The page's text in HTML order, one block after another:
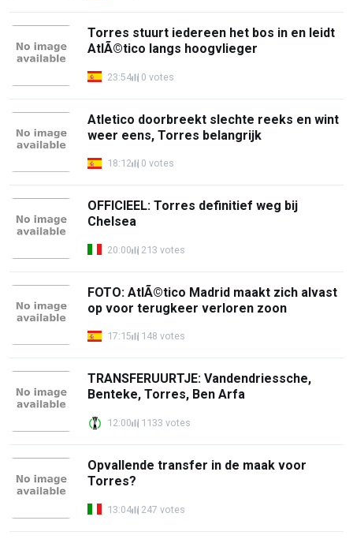
Torres stuurt iedereen het bos in en leidt
AtlÃ©tico langs hoogvlieger
23:54 0 votes
Atletico doorbreekt slechte reeks en wint
weer eens, Torres belangrijk
18:12 0 votes
OFFICIEEL: Torres definitief weg bij
Chelsea
20:00 213 votes
FOTO: AtlÃ©tico Madrid maakt zich alvast
op voor terugkeer verloren zoon
17:15 148 votes
TRANSFERUURTJE: Vandendriessche,
Benteke, Torres, Ben Arfa
12:00 1133 votes
Opvallende transfer in de maak voor
Torres?
13:04 247 votes